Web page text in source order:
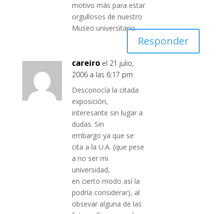
motivo más para estar
orgullosos de nuestro
Museo universitario.
Responder
careiro el 21 julio,
2006 a las 6:17 pm
Desconocía la citada
exposición,
interesante sin lugar a
dudas. Sin
embargo ya que se
cita a la U.A. (que pese
a no ser mi
universidad,
en cierto modo así la
podría considerar), al
obsevar alguna de las